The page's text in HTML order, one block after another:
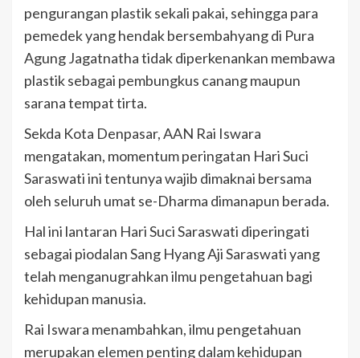
pengurangan plastik sekali pakai, sehingga para
pemedek yang hendak bersembahyang di Pura
Agung Jagatnatha tidak diperkenankan membawa
plastik sebagai pembungkus canang maupun
sarana tempat tirta.
Sekda Kota Denpasar, AAN Rai Iswara
mengatakan, momentum peringatan Hari Suci
Saraswati ini tentunya wajib dimaknai bersama
oleh seluruh umat se-Dharma dimanapun berada.
Hal ini lantaran Hari Suci Saraswati diperingati
sebagai piodalan Sang Hyang Aji Saraswati yang
telah menganugrahkan ilmu pengetahuan bagi
kehidupan manusia.
Rai Iswara menambahkan, ilmu pengetahuan
merupakan elemen penting dalam kehidupan